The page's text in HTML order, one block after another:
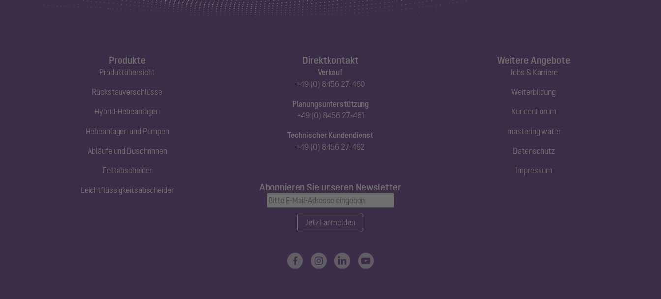
Produkte
Produktübersicht
Rückstauverschlüsse
Hybrid-Hebeanlagen
Hebeanlagen und Pumpen
Abläufe und Duschrinnen
Fettabscheider
Leichtflüssigkeitsabscheider
Direktkontakt
Verkauf
+49 (0) 8456 27-460
Planungsunterstützung
+49 (0) 8456 27-461
Technischer Kundendienst
+49 (0) 8456 27-462
Abonnieren Sie unseren Newsletter
Jetzt anmelden
Weitere Angebote
Jobs & Karriere
Weiterbildung
KundenForum
mastering water
Datenschutz
Impressum